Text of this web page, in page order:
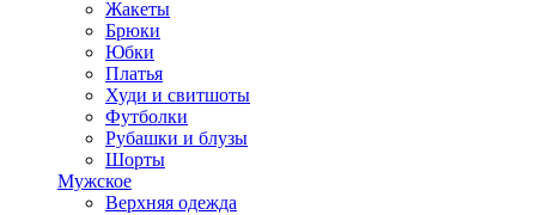
Жакеты
Брюки
Юбки
Платья
Худи и свитшоты
Футболки
Рубашки и блузы
Шорты
Мужское
Верхняя одежда